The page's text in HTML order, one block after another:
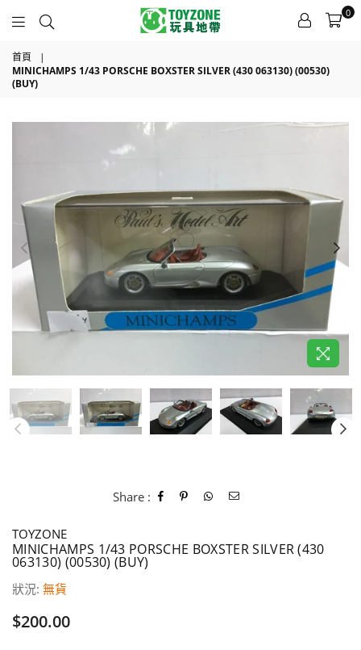
0
首頁
|
MINICHAMPS 1/43 PORSCHE BOXSTER SILVER (430 063130) (00530)
(BUY)
Share :
TOYZONE
MINICHAMPS 1/43 PORSCHE BOXSTER SILVER (430
063130) (00530) (BUY)
狀況: 無貨
價
$200.00